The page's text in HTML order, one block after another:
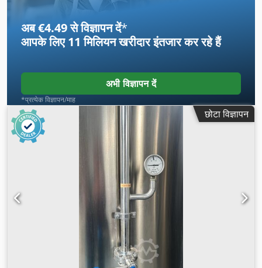
अब €4.49 से विज्ञापन दें*
आपके लिए11 मिलियन खरीदारइंतजार कर रहे हैं
अभी विज्ञापन दें
*प्रत्येक विज्ञापन/माह
छोटा विज्ञापन